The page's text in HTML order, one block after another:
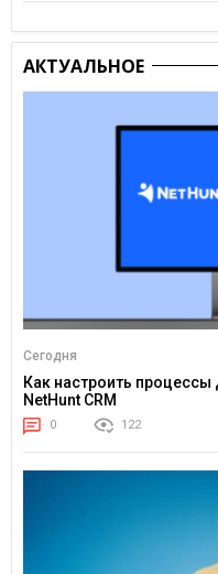
АКТУАЛЬНОЕ
Сегодня
Как настроить процессы
NetHunt CRM
0 122